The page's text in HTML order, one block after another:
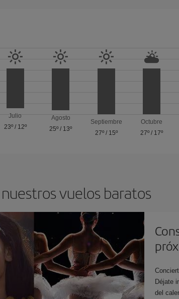
Julio
23º/ 12º
Agosto
25º / 13º
Septiembre
27º/ 15º
Octubre
27º / 17º
vuelos baratos
Déjate
del